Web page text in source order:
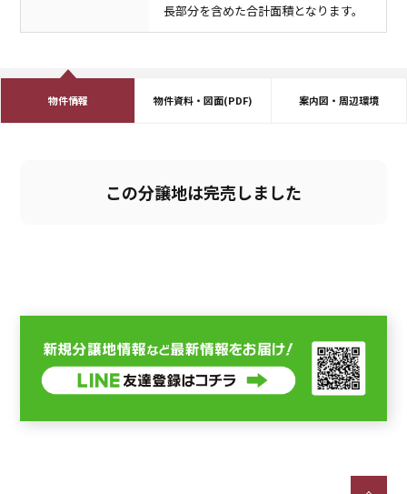
長部分を含めた合計面積となります。
物件情報 物件資料・図面(PDF) 案内図・周辺環境
この分譲地は完売しました